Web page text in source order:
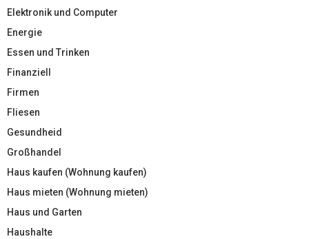
Elektronik und Computer
Energie
Essen und Trinken
Finanziell
Firmen
Fliesen
Gesundheid
Großhandel
Haus kaufen (Wohnung kaufen)
Haus mieten (Wohnung mieten)
Haus und Garten
Haushalte